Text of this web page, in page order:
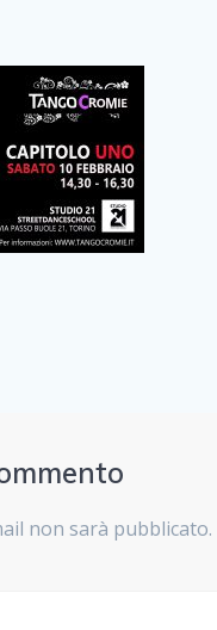
non sarà pubblicato.